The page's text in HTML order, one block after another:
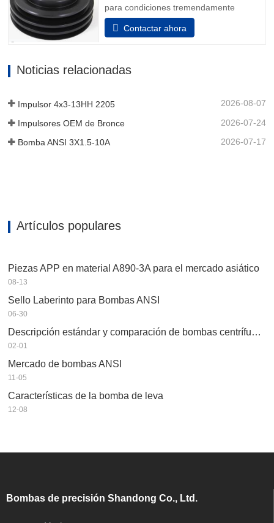
para condiciones tremendamente
corrosivas. todos los elementos que
incluyen el adaptador y la unidad de
acero inoxidable para el dispositivo
para...
Contactar ahora
Noticias relacionadas
Impulsor 4x3-13HH 2205 2026-08-07
Impulsores OEM de Bronce 2026-07-24
Bomba ANSI 3X1.5-10A 2026-07-17
Artículos populares
Piezas APP en material A890-3A para el mercado asiático
08-13
Sello Laberinto para Bombas ANSI
06-30
Descripción estándar y comparación de bombas centrífugas en la industria petroquímica
02-01
Mercado de bombas ANSI
11-05
Características de la bomba de leva
12-08
Bombas de precisión Shandong Co., Ltd.